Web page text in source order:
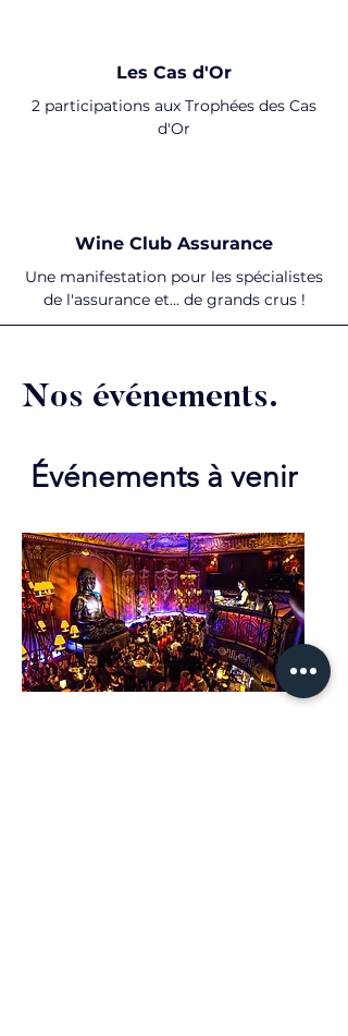
Les Cas d'Or
2 participations aux Trophées des Cas
d'Or
Wine Club Assurance
Une manifestation pour les spécialistes
de l'assurance et... de grands crus !
Nos événements.
Événements à venir